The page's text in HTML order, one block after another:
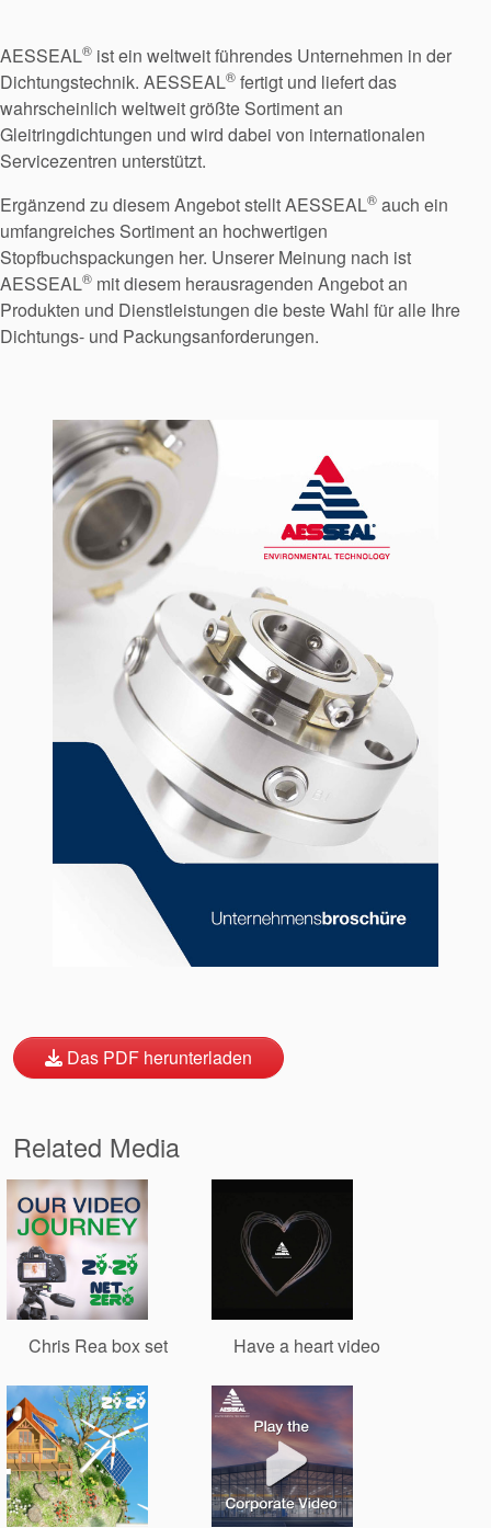
Kontaktieren Sie uns
Standorte
Neuigkeiten
Nachhaltigkeit
Akademie
Video
AESSEAL® ist ein weltweit führendes Unternehmen in der
Dichtungstechnik. AESSEAL® fertigt und liefert das
wahrscheinlich weltweit größte Sortiment an
Gleitringdichtungen und wird dabei von internationalen
Servicezentren unterstützt.
Ergänzend zu diesem Angebot stellt AESSEAL® auch ein
umfangreiches Sortiment an hochwertigen
Stopfbuchspackungen her. Unserer Meinung nach ist
AESSEAL® mit diesem herausragenden Angebot an
Produkten und Dienstleistungen die beste Wahl für alle Ihre
Dichtungs- und Packungsanforderungen.
Das PDF herunterladen
Related Media
Chris Rea box set Have a heart video